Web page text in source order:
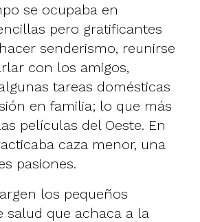
se ocupaba en
pero gratificantes
senderismo, reunirse
con los amigos,
tareas domésticas
en familia; lo que más
películas del Oeste. En
caza menor, una
pasiones.
los pequeños
salud que achaca a la